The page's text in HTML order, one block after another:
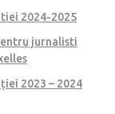
2024-2025
jurnalisti
2023 – 2024